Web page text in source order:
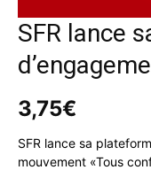
SFR lance
3,75€
SFR lance sa
mouvement «Tous